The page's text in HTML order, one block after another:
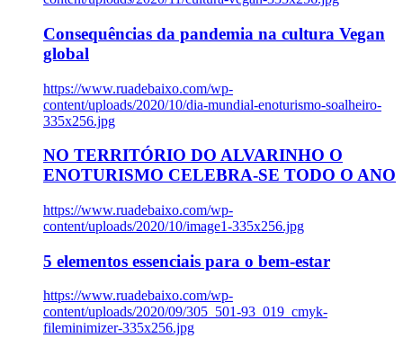
Consequências da pandemia na cultura Vegan
global
https://www.ruadebaixo.com/wp-
content/uploads/2020/10/dia-mundial-enoturismo-soalheiro-
335x256.jpg
NO TERRITÓRIO DO ALVARINHO O
ENOTURISMO CELEBRA-SE TODO O ANO
https://www.ruadebaixo.com/wp-
content/uploads/2020/10/image1-335x256.jpg
5 elementos essenciais para o bem-estar
https://www.ruadebaixo.com/wp-
content/uploads/2020/09/305_501-93_019_cmyk-
fileminimizer-335x256.jpg